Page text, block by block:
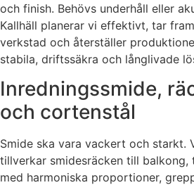
och finish. Behövs underhåll eller
Kallhäll planerar vi effektivt, tar
verkstad och återställer
stabila, driftssäkra och långlivade
Inredningssmide,
och cortenstål
Smide ska vara vackert och starkt.
tillverkar smidesräcken till balkong,
med harmoniska proportioner,